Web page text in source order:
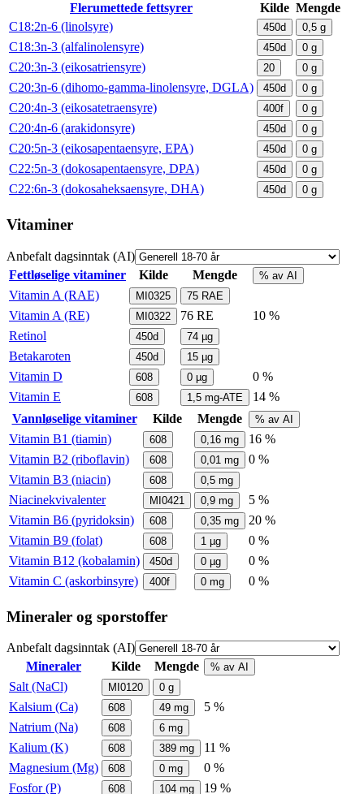
Flerumettede fettsyrer Kilde Mengde
C18:2n-6 (linolsyre)
450d 0,5 g
C18:3n-3 (alfalinolensyre) 450d 0 g
C20:3n-3 (eikosatriensyre) 20 0 g
C20:3n-6 (dihomo-gamma-linolensyre, DGLA) 450d 0 g
C20:4n-3 (eikosatetraensyre) 400f 0 g
C20:4n-6 (arakidonsyre) 450d 0 g
C20:5n-3 (eikosapentaensyre, EPA) 450d 0 g
C22:5n-3 (dokosapentaensyre, DPA) 450d 0 g
C22:6n-3 (dokosaheksaensyre, DHA) 450d 0 g
Vitaminer
Anbefalt dagsinntak (AI)
Fettløselige vitaminer
Kilde Mengde % av AI
Vitamin A (RAE) MI0325 75 RAE
Vitamin A (RE) MI0322 76 RE
10 %
Retinol
450d 74 µg
Betakaroten 450d 15 µg
Vitamin D 608 0 µg
0 %
Vitamin E
608 1,5 mg-ATE
14 %
Vannløselige vitaminer
Kilde Mengde % av AI
Vitamin B1 (tiamin) 608 0,16 mg
16 %
Vitamin B2 (riboflavin)
608 0,01 mg
0 %
Vitamin B3 (niacin)
608 0,5 mg
Niacinekvivalenter MI0421 0,9 mg
5 %
Vitamin B6 (pyridoksin)
608 0,35 mg
20 %
Vitamin B9 (folat)
608 1 µg
0 %
Vitamin B12 (kobalamin)
450d 0 µg
0 %
Vitamin C (askorbinsyre)
400f 0 mg 0 %
Mineraler og sporstoffer
Anbefalt dagsinntak (AI)
Mineraler
Kilde Mengde % av AI
Salt (NaCl) MI0120 0 g
Kalsium (Ca) 608 49 mg
5 %
Natrium (Na)
608 6 mg
Kalium (K) 608 389 mg
11 %
Magnesium (Mg)
608 0 mg
0 %
Fosfor (P)
608 104 mg 19 %